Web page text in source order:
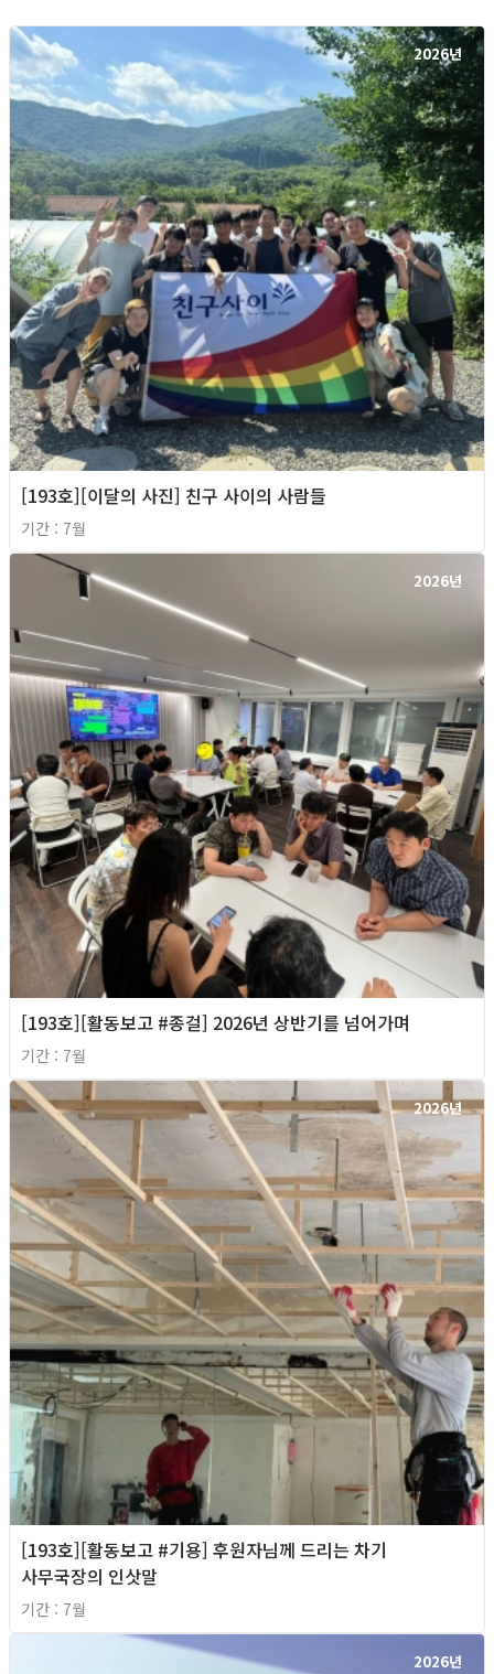
2026년
[193호][이달의 사진] 친구 사이의 사람들
기간 : 7월
2026년
[193호][활동보고 #종걸] 2026년 상반기를 넘어가며
기간 : 7월
2026년
[193호][활동보고 #기용] 후원자님께 드리는 차기
사무국장의 인삿말
기간 : 7월
2026년